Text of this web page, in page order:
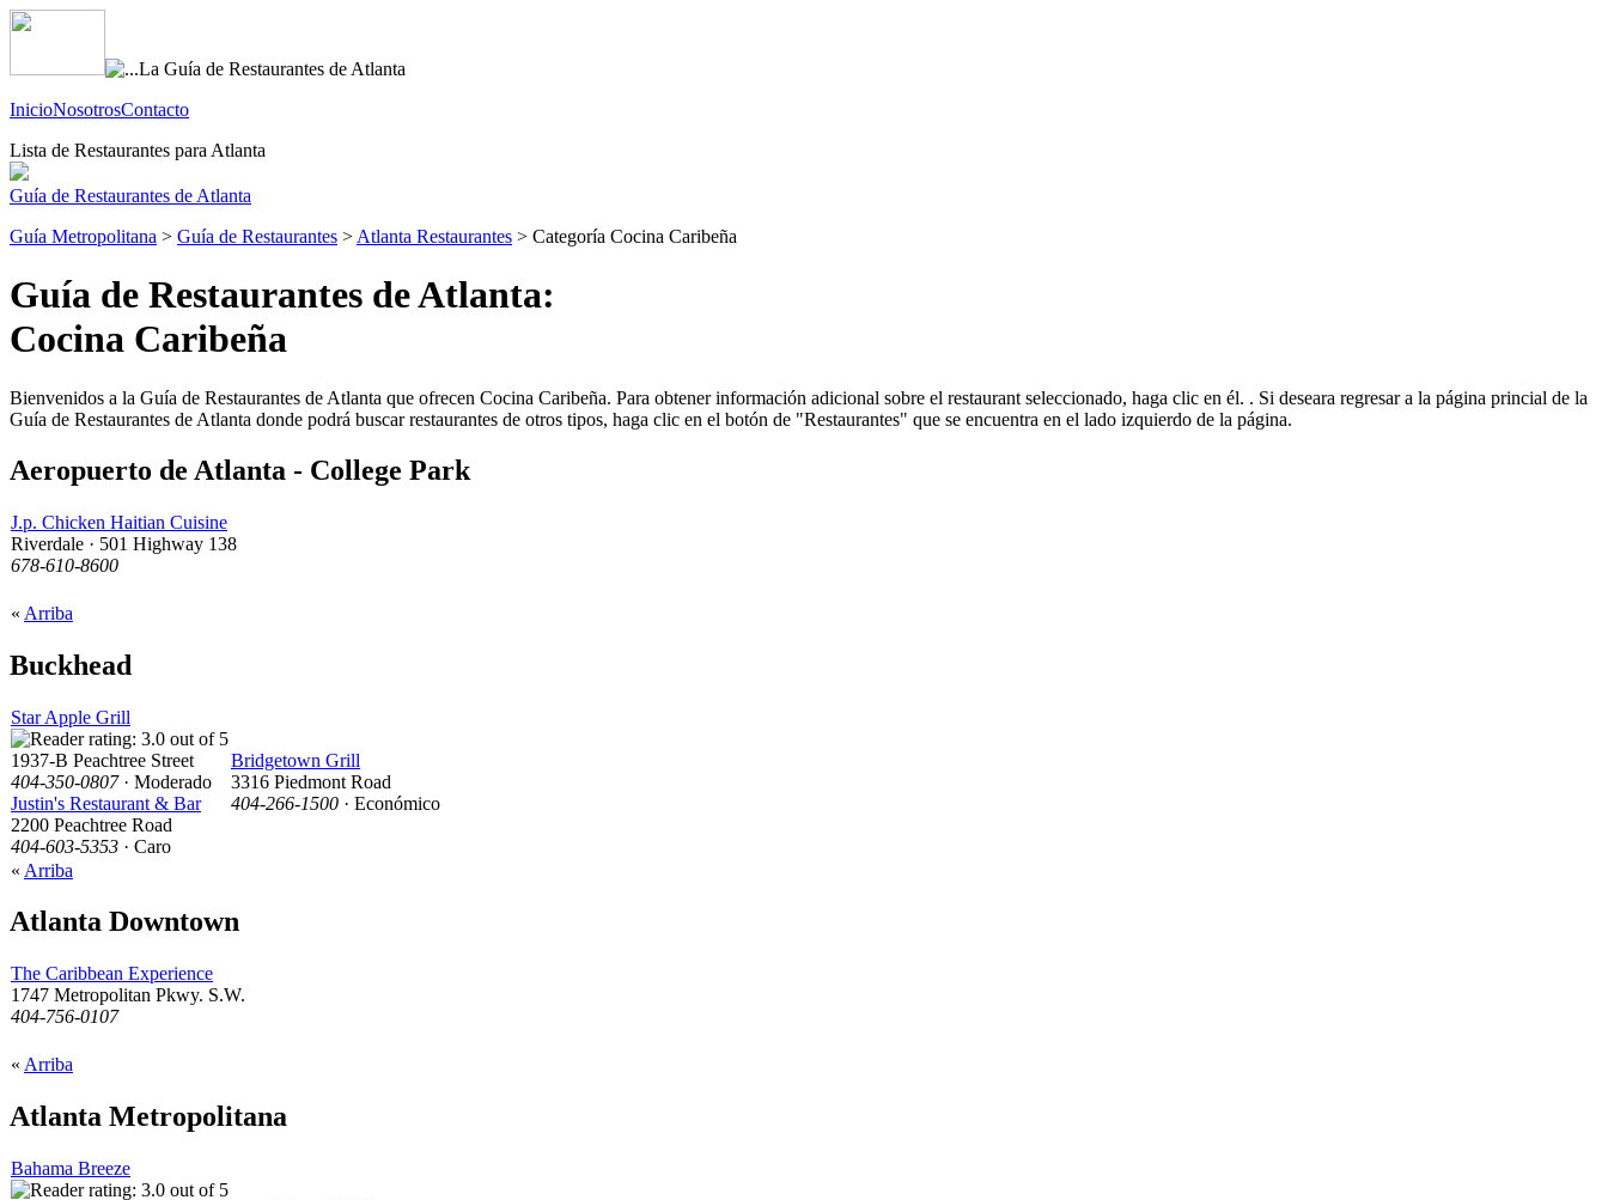
InicioNosotrosContacto
Lista de Restaurantes para Atlanta
Guía de Restaurantes de Atlanta
Guía Metropolitana > Guía de Restaurantes > Atlanta Restaurantes > Categoría Cocina Caribeña
Guía de Restaurantes de Atlanta:
Cocina Caribeña
Bienvenidos a la Guía de Restaurantes de Atlanta que ofrecen Cocina Caribeña. Para obtener información adicional sobre el restaurant seleccionado, haga clic en él. . Si deseara regresar a la página princial de la
Guía de Restaurantes de Atlanta donde podrá buscar restaurantes de otros tipos, haga clic en el botón de "Restaurantes" que se encuentra en el lado izquierdo de la página.
Aeropuerto de Atlanta - College Park
J.p. Chicken Haitian Cuisine
Riverdale · 501 Highway 138
678-610-8600
« Arriba
Buckhead
Star Apple Grill
1937-B Peachtree Street
404-350-0807· Moderado
Justin's Restaurant & Bar
2200 Peachtree Road
404-603-5353 · Caro
Bridgetown Grill
3316 Piedmont Road
404-266-1500 · Económico
« Arriba
Atlanta Downtown
The Caribbean Experience
1747 Metropolitan Pkwy. S.W.
404-756-0107
« Arriba
Atlanta Metropolitana
Bahama Breeze